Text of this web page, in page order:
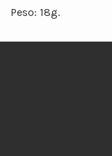
Peso: 18g.